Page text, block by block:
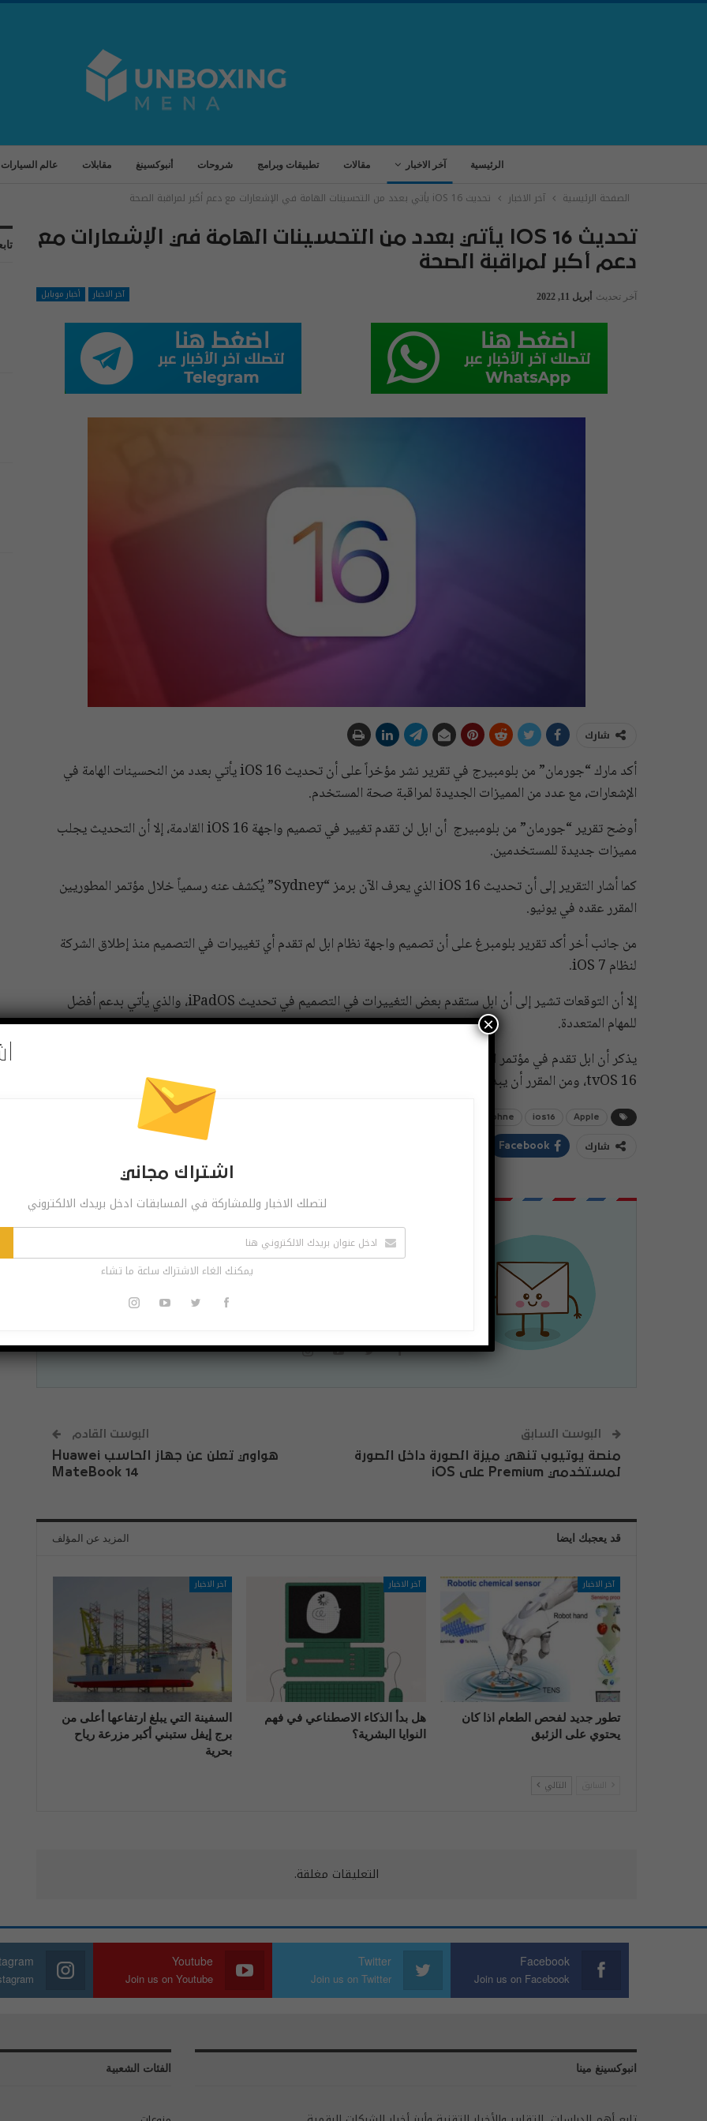
الرئيسية آخر الاخبار مقالات تطبيقات وبرامج شروحات أنبوكسينغ مقابلات عالم السيارات
الصفحة الرئيسية آخر الاخبار تحديث iOS 16 يأتي بعدد من التحسينات الهامة في الإشعارات مع دعم أكبر لمراقبة الصحة
تحديث IOS 16 يأتي بعدد من التحسينات الهامة في الإشعارات مع
دعم أكبر لمراقبة الصحة
آخر الاخبار أخبار موبايل آخر تحديث أبريل 11, 2022
شارك
أكد مارك “جورمان” من بلومبيرج في تقرير نشر مؤخراً على أن تحديث iOS 16 يأتي بعدد من النحسينات الهامة في
الإشعارات، مع عدد من المميزات الجديدة لمراقبة صحة المستخدم.
أوضح تقرير “جورمان” من بلومبيرج أن ابل لن تقدم تغيير في تصميم واجهة iOS 16 القادمة، إلا أن التحديث يجلب
مميزات جديدة للمستخدمين.
كما أشار التقرير إلى أن تحديث iOS 16 الذي يعرف الآن برمز “Sydney” يُكشف عنه رسمياً خلال مؤتمر المطوريين
المقرر عقده في يونيو.
من جانب أخر أكد تقرير بلومبرغ على أن تصميم واجهة نظام ابل لم تقدم أي تغييرات في التصميم منذ إطلاق الشركة
لنظام iOS 7.
إلا أن التوقعات تشير إلى أن ابل ستقدم بعض التغييرات في التصميم في تحديث iPadOS، والذي يأتي بدعم أفضل
للمهام المتعددة.
tvOS 16، ومن المقرر أن يبدأ مؤتمر المطوريين في 6 من يونيو وحتى 10 من يونيو.
Apple
ios16
iphne
شارك Facebook
اشتراك مجاني
لتصلك الاخبار وللمشاركة في المسابقات ادخل بريدك الالكتروني
البوست السابق
منصة يوتيوب تنهي ميزة الصورة داخل الصورة
لمستخدمي Premium على iOS
البوست القادم
هواوي تعلن عن جهاز الحاسب Huawei
MateBook 14
قد يعجبك ايضا المزيد عن المؤلف
آخر الاخبار
تطور جديد لفحص الطعام اذا كان
يحتوي على الزئبق
آخر الاخبار
هل بدأ الذكاء الاصطناعي في فهم
النوايا البشرية؟
آخر الاخبار
السفينة التي يبلغ ارتفاعها أعلى من
برج إيفل ستبني أكبر مزرعة رياح
بحرية
التالي
التعليقات مغلقة.
Facebook
Join us on Facebook
Twitter
Join us on Twitter
Youtube
Join us on Youtube
انبوكسينغ مينا الفئات الشعبية
اشتراك مجاني
لتصلك الاخبار وللمشاركة في المسابقات ادخل بريدك الالكتروني
يمكنك الغاء الاشتراك ساعة ما تشاء
×